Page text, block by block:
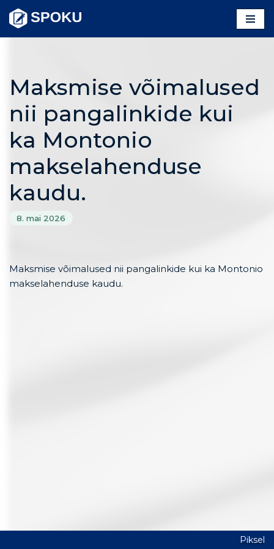
Maksmise võimalused
nii pangalinkide kui
ka Montonio
makselahenduse
kaudu.
8. mai 2026
Maksmise võimalused nii pangalinkide kui ka Montonio
makselahenduse kaudu.
Piksel